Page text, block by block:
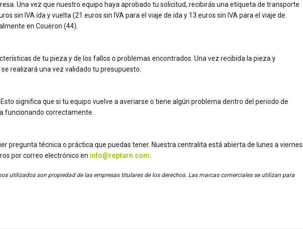
Una vez que nuestro equipo haya aprobado tu solicitud, recibirás una etiqueta de transporte
sin IVA ida y vuelta (21 euros sin IVA para el viaje de ida y 13 euros sin IVA para el viaje de
en Couëron (44).
de tu pieza y de los fallos o problemas encontrados. Una vez recibida la pieza y
realizará una vez validado tu presupuesto.
significa que si tu equipo vuelve a averiarse o tiene algún problema dentro del periodo de
funcionando correctamente.
pregunta técnica o práctica que puedas tener. Nuestra centralita está abierta de lunes a viernes
por correo electrónico en info@repturn.com
utilizados son propiedad de las empresas titulares de los derechos. Las marcas comerciales se utilizan para